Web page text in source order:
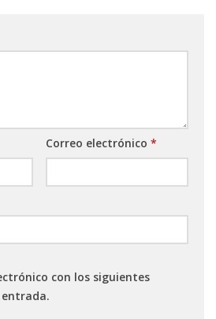
Correo electrónico *
con los siguientes